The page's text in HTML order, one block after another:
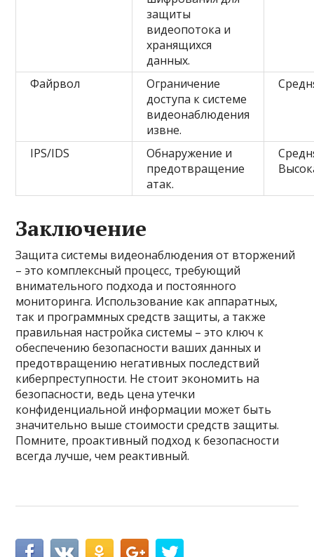
защиты
видеопотока и
хранящихся
данных.
Файрвол
Ограничение
доступа к системе
видеонаблюдения
извне.
IPS/IDS
Обнаружение и
предотвращение
атак.
Заключение
Защита системы видеонаблюдения от вторжений
– это комплексный процесс, требующий
внимательного подхода и постоянного
мониторинга. Использование как аппаратных,
так и программных средств защиты, а также
правильная настройка системы – это ключ к
обеспечению безопасности ваших данных и
предотвращению негативных последствий
киберпреступности. Не стоит экономить на
безопасности, ведь цена утечки
конфиденциальной информации может быть
значительно выше стоимости средств защиты.
Помните, проактивный подход к безопасности
всегда лучше, чем реактивный.